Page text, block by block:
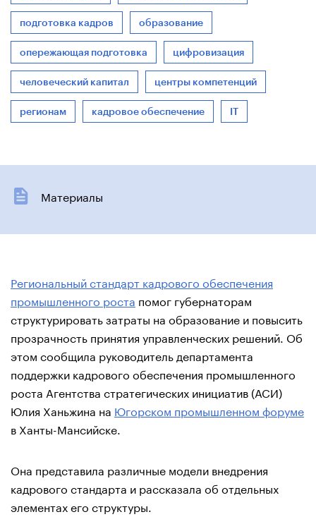
подготовка кадров образование
опережающая подготовка цифровизация
человеческий капитал центры компетенций
регионам кадровое обеспечение IT
Материалы
Региональный стандарт кадрового обеспечения
промышленного роста помог губернаторам
структурировать затраты на образование и повысить
прозрачность принятия управленческих решений. Об
этом сообщила руководитель департамента
поддержки кадрового обеспечения промышленного
роста Агентства стратегических инициатив (АСИ)
Юлия Ханьжина на Югорском промышленном форуме
в Ханты-Мансийске.
Она представила различные модели внедрения
кадрового стандарта и рассказала об отдельных
элементах его структуры.